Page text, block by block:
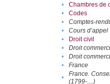
•
Chambres de
•
Codes
•
Comptes-
•
Cours d’appel
•
Droit civil
•
Droit
•
Droit
•
France
•
France.
(1799-....)